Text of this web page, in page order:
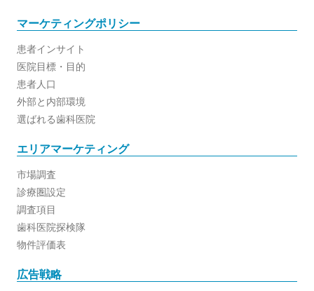
マーケティングポリシー
患者インサイト
医院目標・目的
患者人口
外部と内部環境
選ばれる歯科医院
エリアマーケティング
市場調査
診療圏設定
調査項目
歯科医院探検隊
物件評価表
広告戦略